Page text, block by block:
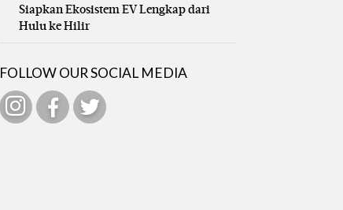
Siapkan Ekosistem EV Lengkap dari
Hulu ke Hilir
FOLLOW OUR SOCIAL MEDIA